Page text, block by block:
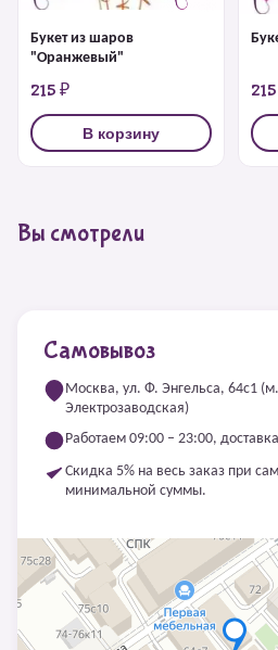
Букет из шаров
"Оранжевый"
215 ₽
В корзину
Вы смотрели
Самовывоз
Москва, ул. Ф. Энгельса, 64с1
Электрозаводская)
Работаем 09:00 – 23:00,
Скидка 5% на весь заказ при
минимальной суммы.